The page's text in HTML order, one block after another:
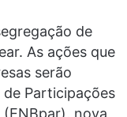
de
As ações que
serão
de Participações
nova